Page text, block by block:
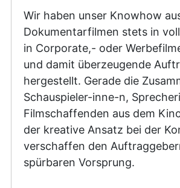
Wir haben unser Knowhow
Dokumentarfilmen stets in
in Corporate,- oder
und damit überzeugende
hergestellt. Gerade die
Schauspieler-inne-n,
Filmschaffenden aus dem
der kreative Ansatz bei der
verschaffen den
spürbaren Vorsprung.